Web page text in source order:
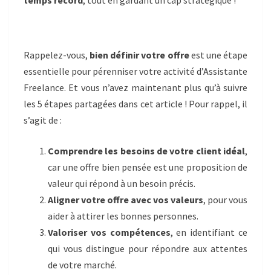
Rappelez-vous, bien définir votre offreest une étape
essentielle pour pérenniser votre activité d’Assistante
Freelance. Et vous n’avez maintenant plus qu’à suivre
les 5 étapes partagées dans cet article ! Pour rappel, il
s’agit de :
Comprendre les besoins de votre client idéal,
car une offre bien pensée est une proposition de
valeur qui répond à un besoin précis.
Aligner votre offre avec vos valeurs, pour vous
aider à attirer les bonnes personnes.
Valoriser vos compétences, en identifiant ce
qui vous distingue pour répondre aux attentes
de votre marché.